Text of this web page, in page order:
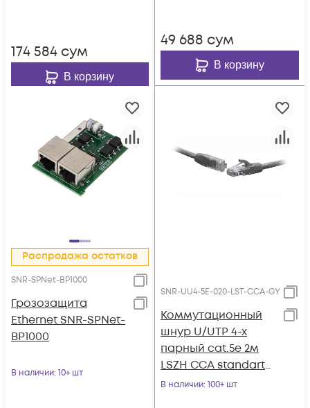
174 584 сум
В корзину
49 688 сум
В корзину
Распродажа остатков
SNR-SPNet-BP1000
Грозозащита
Ethernet SNR-SPNet-
BP1000
В наличии: 10+ шт
SNR-UU4-5E-020-LST-CCA-GY
Коммутационный
шнур U/UTP 4-х
парный cat.5e 2м
LSZH CCA standart
серый
В наличии: 100+ шт